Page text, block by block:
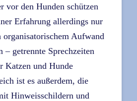
vor den Hunden schützen
Erfahrung allerdings nur
Aufwand
getrennte Sprechzeiten
Katzen und Hunde
ist es außerdem, die
Hinweisschildern und